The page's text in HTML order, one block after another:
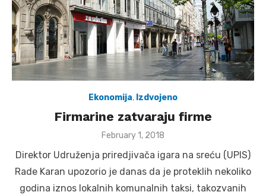
Ekonomija, Izdvojeno
Firmarine zatvaraju firme
Posted
February 1, 2018
Direktor Udruženja priredjivača igara na sreću (UPIS)
Rade Karan upozorio je danas da je proteklih nekoliko
godina iznos lokalnih komunalnih taksi, takozvanih